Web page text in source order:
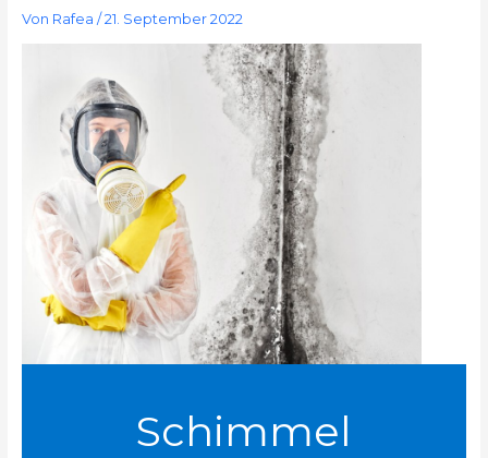
Von Rafea /21. September 2022
Schimmel